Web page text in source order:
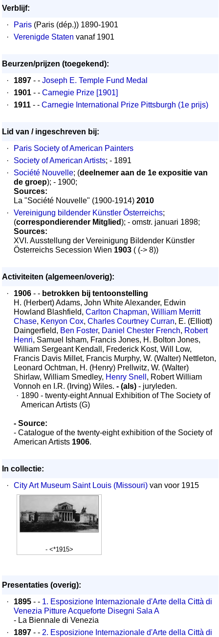
Verblijf:
·
Paris (Paris (dép.)) 1890-1901
·
Verenigde Staten vanaf 1901
Beurzen/prijzen (toegekend):
·
1897 - - Joseph E. Temple Fund Medal
·
1901 - - Carnegie Prize [1901]
·
1911 - - Carnegie International Prize Pittsburgh (1e prijs)
Lid van / ingeschreven bij:
·
Paris Society of American Painters
·
Society of American Artists; - 1891
·
Société Nouvelle; (deelnemer aan de 1e expositie van
de groep); - 1900;
Sources:
La "Société Nouvelle" (1900-1914) 2010
·
Vereinigung bildender Künstler Österreichs;
(correspondierender Mitglied); - omstr. januari 1898;
Sources:
XVI. Ausstellung der Vereinigung Bildender Künstler
Österreichs Secession Wien 1903 ( (-> 8))
Activiteiten (algemeen/overig):
·
1906 - - betrokken bij tentoonstelling
H. (Herbert) Adams, John White Alexander, Edwin
Howland Blashfield, Carlton Chapman, William Merritt
Chase, Kenyon Cox, Charles Courtney Curran, E. (Elliott)
Daingerfield, Ben Foster, Daniel Chester French, Robert
Henri, Samuel Isham, Francis Jones, H. Bolton Jones,
William Sergeant Kendall, Frederick Kost, Will Low,
Francis Davis Millet, Francis Murphy, W. (Walter) Nettleton,
Leonard Ochtman, H. (Henry) Prellwitz, W. (Walter)
Shirlaw, William Smedley, Henry Snell , Robert William
Vonnoh en I.R. (Irving) Wiles. - (als) - juryleden.
· 1890 - twenty-eight Annual Exhibition of The Society of
American Artists (G)
- Source:
- Catalogue of the twenty-eight exhibition of the Society of
American Artists 1906.
In collectie:
·
City Art Museum Saint Louis (Missouri) van voor 1915
- <*1915>
Presentaties (overig):
·
1895 - - 1. Esposizione Internazionale d'Arte della Città di
Venezia Pitture Acqueforte Disegni Sala A
- La Biennale di Venezia
·
1897 - - 2. Esposizione Internazionale d'Arte della Città di